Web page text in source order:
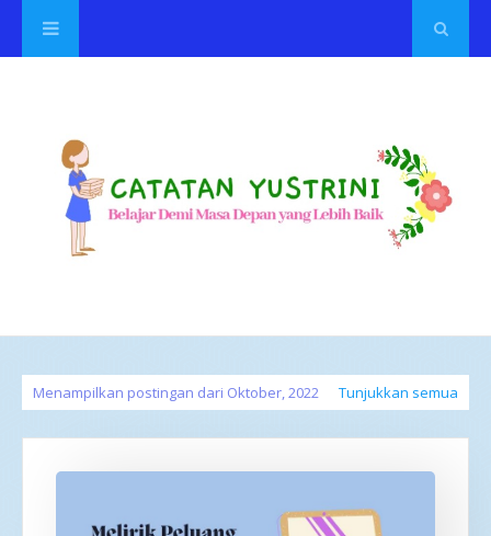
Menampilkan postingan dari Oktober, 2022 Tunjukkan semua